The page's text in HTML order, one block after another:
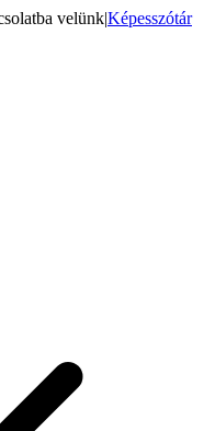
velünk|Képesszótár